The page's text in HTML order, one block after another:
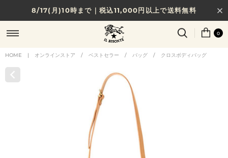
8/17(月)10時まで｜税込11,000円以上で送料無料
贈る相手やシーンから選べる、新しいギフトガイド
NEW IN｜COLOR LEATHER
0
HOME | オンラインストア / ベストセラー / バッグ / クロスボディバッグ